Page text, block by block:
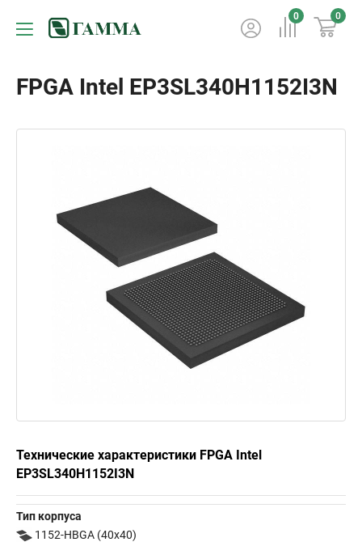
0 0
FPGA Intel EP3SL340H1152I3N
Технические характеристики FPGA Intel
EP3SL340H1152I3N
Тип корпуса
1152-HBGA (40x40)